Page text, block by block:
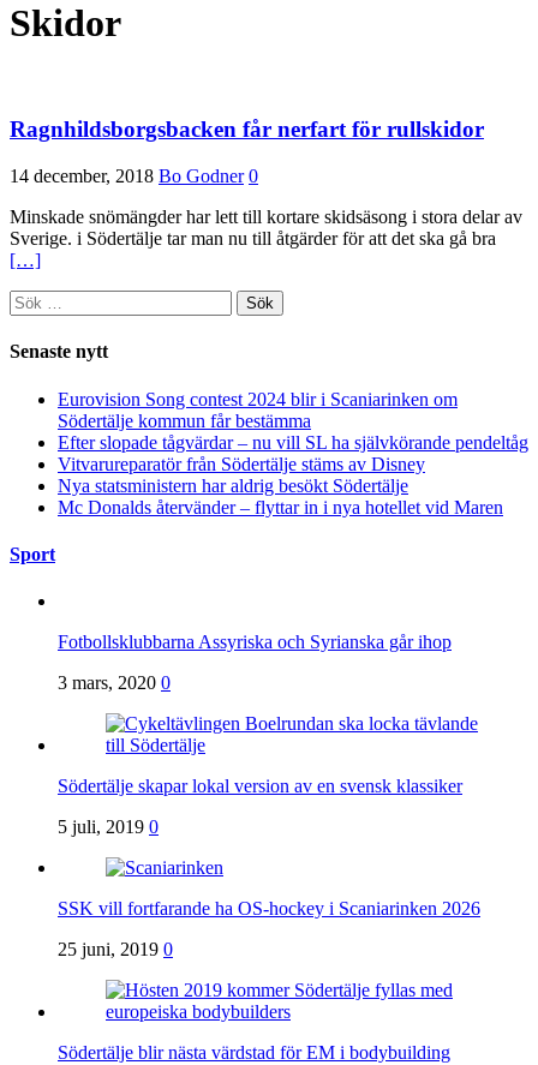
Skidor
Ragnhildsborgsbacken får nerfart för rullskidor
14 december, 2018 Bo Godner 0
Minskade snömängder har lett till kortare skidsäsong i stora delar av
Sverige. i Södertälje tar man nu till åtgärder för att det ska gå bra
[…]
Sök
efter:
Senaste nytt
Eurovision Song contest 2024 blir i Scaniarinken om
Södertälje kommun får bestämma
Efter slopade tågvärdar – nu vill SL ha självkörande pendeltåg
Vitvarureparatör från Södertälje stäms av Disney
Nya statsministern har aldrig besökt Södertälje
Mc Donalds återvänder – flyttar in i nya hotellet vid Maren
Sport
Fotbollsklubbarna Assyriska och Syrianska går ihop
3 mars, 2020 0
Södertälje skapar lokal version av en svensk klassiker
5 juli, 2019 0
SSK vill fortfarande ha OS-hockey i Scaniarinken 2026
25 juni, 2019 0
Södertälje blir nästa värdstad för EM i bodybuilding